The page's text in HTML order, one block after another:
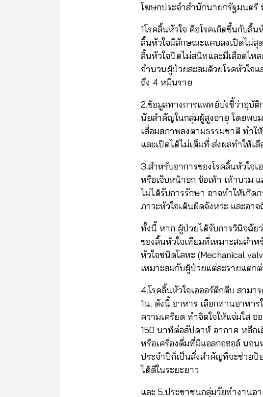
โฆษกประจำสำนักนายกรัฐมนตรี
1โรคลิ้นหัวใจ คือโรคเกิดขึ้นกับลิ้
ลิ้นหัวใจมีลักษณะแคบลงเปิดไม่สุ
ลิ้นหัวใจปิดไม่สนิทและมีเลือดไห
จำนวนผู้ป่วยสะสมด้วยโรคหัวใจ
ถึง 4 หมื่นราย
2.ข้อมูลทางการแพทย์บ่งชี้ว่าอุบัติ
นัยสำคัญในกลุ่มผู้สูงอายุ โดยพบ
เสื่อมสภาพลงตามธรรมชาติ ทำ
และเปิดได้ไม่เต็มที่ ส่งผลทำให้เ
3.สำหรับอาการของโรคลิ้นหัวใจ
หรือเจ็บหน้าอก ข้อเท้า เท้าบวม
ไม่ได้รับการรักษา อาจทำให้เกิด
ภาวะหัวใจเต้นผิดจังหวะ และอา
ทั้งนี้ หาก ผู้ป่วยได้รับการวินิจฉัย
ของลิ้นหัวใจเทียมที่เหมาะสมสำ
หัวใจชนิดโลหะ (Mechanical
เหมาะสมกับผู้ป่วยแต่ละรายแตก
4.โรคลิ้นหัวใจเอออร์ติกตีบ สาม
1น. ดังนี้ อาหาร เลือกทานอาห
ความเครียด ทำจิตใจให้แจ่มใส
150 นาทีต่อสัปดาห์ อากาศ หลีก
หรือเครื่องดื่มที่มีแอลกอฮอล์ นอ
ประจำปีก็เป็นสิ่งสำคัญที่จะช่วยป้
ได้ดีในระยะยาว
และ 5.ประชาชนกลุ่มวัยทำงานอ